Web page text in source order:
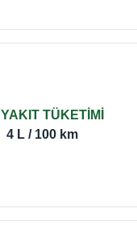
YAKIT TÜKETİMİ
4 L / 100 km